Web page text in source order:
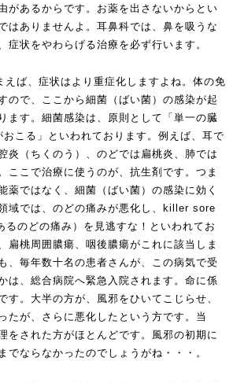
があるからです。お薬を出さないからとい
はありませんよ。耳鼻科では、鼻を吸うな
症状をやわらげる治療を必ず行います。
ば、症状はより重症化しますよね。体の免
ので、ここから細菌（ばい菌）の感染が起
ます。細菌感染は、原則として「単一の臓
こる」といわれております。例えば、耳で
炎（ちくのう）、のどでは扁桃炎、肺では
ここで治療に使うのが、抗生剤です。つま
薬ではなく、細菌（ばい菌）の感染に効く
域では、のどの痛みが悪化し、killer sore
のどの痛み）を見逃すな！といわれてお
扁桃周囲膿瘍、咽後膿瘍がこれに該当しま
、毎年数十名の患者さんが、この病気で受
は、総合病院へ緊急入院されます。命に係
す。大半の方が、風邪をひいてこじらせ、
たが、さらに悪化したという方です。当
をされた方がほとんどです。風邪の初期に
でならなかったのでしょうがね・・・。